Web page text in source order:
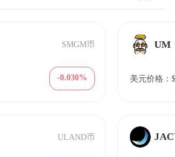
SMGM币
-0.030%
ULAND币
UM
美元价格：